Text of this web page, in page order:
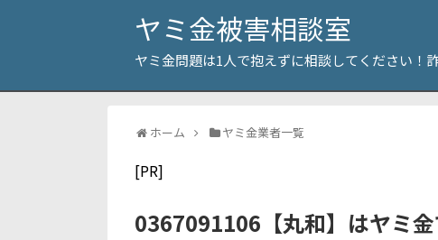
ヤミ金被害相談室
ヤミ金問題は1人で抱えずに相談してください！
ホーム ヤミ金業者一覧
[PR]
0367091106【丸和】はヤミ